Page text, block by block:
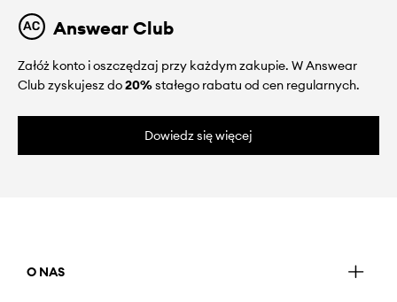
Answear Club
Załóż konto i oszczędzaj przy każdym zakupie. W Answear
Club zyskujesz do20%stałego rabatu od cen regularnych.
Dowiedz się więcej
O NAS